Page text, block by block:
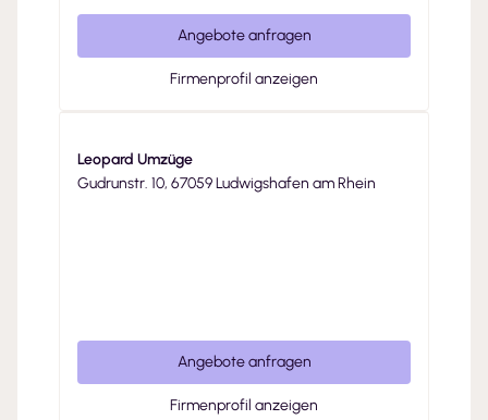
Angebote anfragen
Firmenprofil anzeigen
Leopard Umzüge
Gudrunstr. 10, 67059 Ludwigshafen am Rhein
Angebote anfragen
Firmenprofil anzeigen